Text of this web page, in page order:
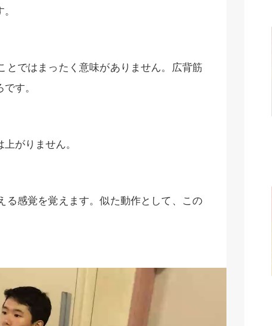
とではまったく意味がありません。広背筋
す。
がりません。
る感覚を覚えます。似た動作として、この